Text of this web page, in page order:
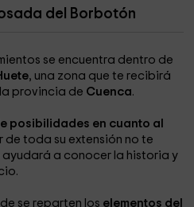
del Borbotón
se encuentra dentro de
, una zona que te recibirá
provincia de Cuenca.
posibilidades en cuanto al
de toda su extensión no te
a conocer la historia y
se reparten los elementos del